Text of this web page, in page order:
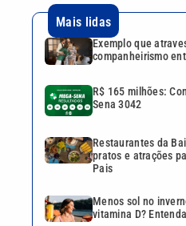
vitamina D?
Dívidas de ISSQN
renegociadas até
Continua após